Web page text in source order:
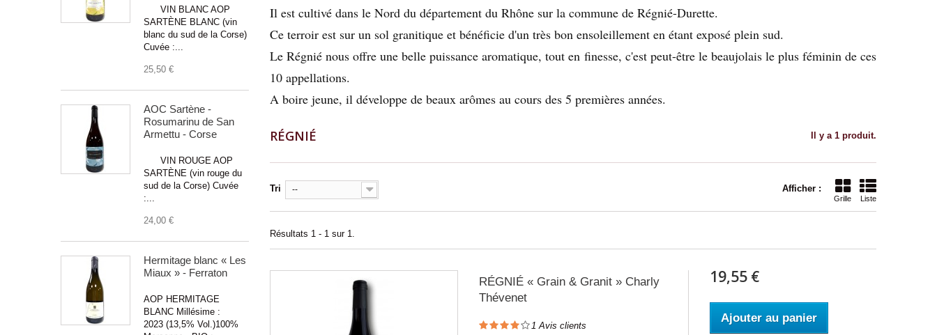
VIN BLANC AOP
SARTÈNE BLANC (vin
blanc du sud de la Corse)
Cuvée :...
25,50 €
AOC Sartène -
Rosumarinu de San
Armettu - Corse
VIN ROUGE AOP
SARTÈNE (vin rouge du
sud de la Corse) Cuvée
:...
24,00 €
Hermitage blanc « Les
Miaux » - Ferraton
AOP HERMITAGE
BLANC Millésime :
2023 (13,5% Vol.)100%
Il est cultivé dans le Nord du département du Rhône sur la commune de Régnié-Durette.
Ce terroir est sur un sol granitique et bénéficie d'un très bon ensoleillement en étant exposé plein sud.
Le Régnié nous offre une belle puissance aromatique, tout en finesse, c'est peut-être le beaujolais le plus féminin de ces
10 appellations.
A boire jeune, il développe de beaux arômes au cours des 5 premières années.
RÉGNIÉ Il y a 1 produit.
Afficher :
Grille Liste
Tri --
Résultats 1 - 1 sur 1.
RÉGNIÉ « Grain & Granit » Charly
Thévenet
1 Avis clients
19,55 €
Ajouter au panier